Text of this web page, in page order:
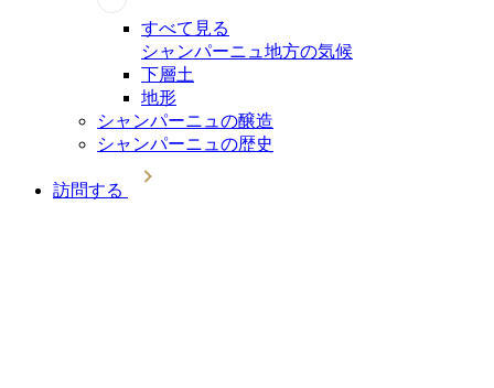
すべて見る
シャンパーニュ地方の気候
下層土
地形
シャンパーニュの醸造
シャンパーニュの歴史
訪問する